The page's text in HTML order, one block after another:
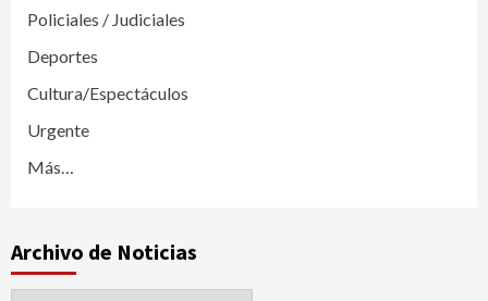
Policiales / Judiciales
Deportes
Cultura/Espectáculos
Urgente
Más…
Archivo de Noticias